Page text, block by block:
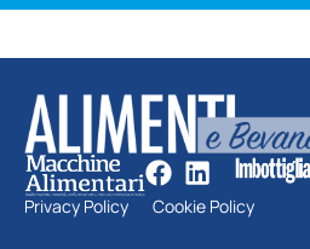
Privacy Policy Cookie Policy